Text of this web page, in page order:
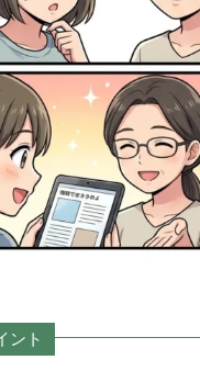
ント